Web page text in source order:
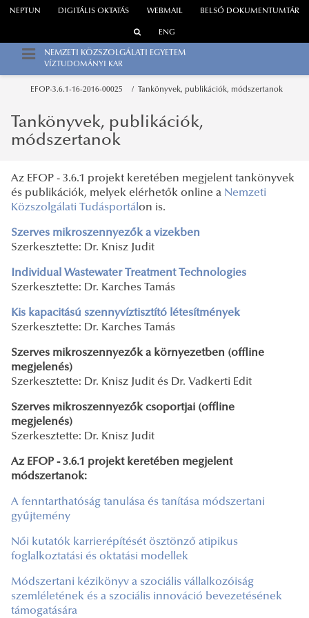
WEBMAIL
NEPTUN DIGITÁLIS OKTATÁS BELSŐ DOKUMENTUMTÁR
ENG
NEMZETI KÖZSZOLGÁLATI EGYETEM
VÍZTUDOMÁNYI KAR
EFOP-3.6.1-16-2016-00025 Tankönyvek, publikációk, módszertanok
Tankönyvek, publikációk,
módszertanok
Az EFOP - 3.6.1 projekt keretében megjelent tankönyvek
és publikációk, melyek elérhetők online a Nemzeti
Közszolgálati Tudásportál on is.
Szerves mikroszennyezők a vizekben
Szerkesztette: Dr. Knisz Judit
Individual Wastewater Treatment Technologies
Szerkesztette: Dr. Karches Tamás
Kis kapacitású szennyvíztisztító létesítmények
Szerkesztette: Dr. Karches Tamás
Szerves mikroszennyezők a környezetben (offline
megjelenés)
Szerkesztette: Dr. Knisz Judit és Dr. Vadkerti Edit
Szerves mikroszennyezők csoportjai (offline
megjelenés)
Szerkesztette: Dr. Knisz Judit
Az EFOP - 3.6.1 projekt keretében megjelent
módszertanok:
A fenntarthatóság tanulása és tanítása módszertani
gyűjtemény
Női kutatók karrierépítését ösztönző atipikus
foglalkoztatási és oktatási modellek
Módszertani kézikönyv a szociális vállalkozóiság
szemléletének és a szociális innováció bevezetésének
támogatására